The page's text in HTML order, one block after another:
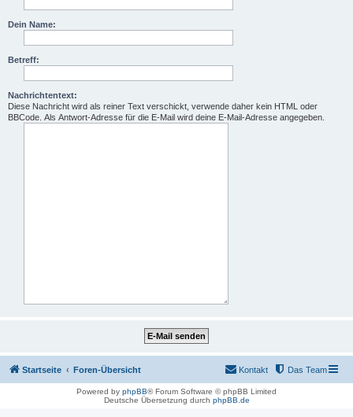
Dein Name:
Betreff:
Nachrichtentext:
Diese Nachricht wird als reiner Text verschickt, verwende daher kein HTML oder
BBCode. Als Antwort-Adresse für die E-Mail wird deine E-Mail-Adresse angegeben.
Startseite Foren-Übersicht Das Team
Kontakt
Powered by phpBB® Forum Software © phpBB Limited
Deutsche Übersetzung durch phpBB.de